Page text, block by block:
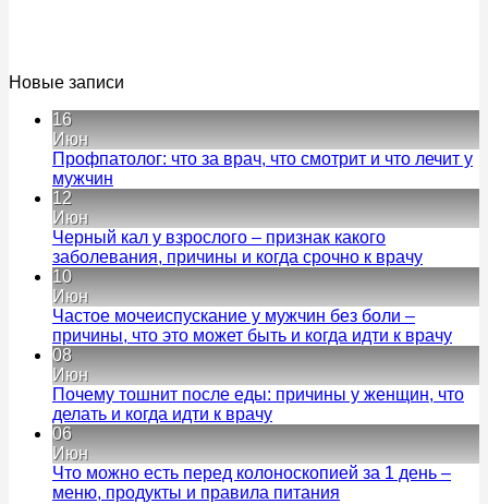
Новые записи
16
Июн
Профпатолог: что за врач, что смотрит и что лечит у
мужчин
Профпатолог:
что
что
смотрит
лечит
у
12
Июн
Черный кал у взрослого – признак какого
заболевания, причины и когда срочно к врачу
кал
–
10
Июн
Частое мочеиспускание у мужчин без боли –
причины, что это может быть и когда идти к врачу
без
08
Июн
Почему тошнит после еды: причины у женщин, что
делать и когда идти к врачуКомментариев
Почему
тошнит
06
Июн
Что можно есть перед колоноскопией за 1 день –
меню, продукты и правила питания